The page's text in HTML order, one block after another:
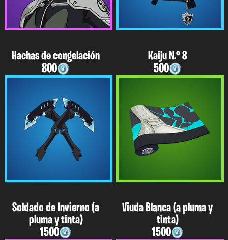
Hachas de congelación
800
Kaiju N.º 8
500
Soldado de Invierno (a
pluma y tinta)
1500
Viuda Blanca (a pluma y
tinta)
1500